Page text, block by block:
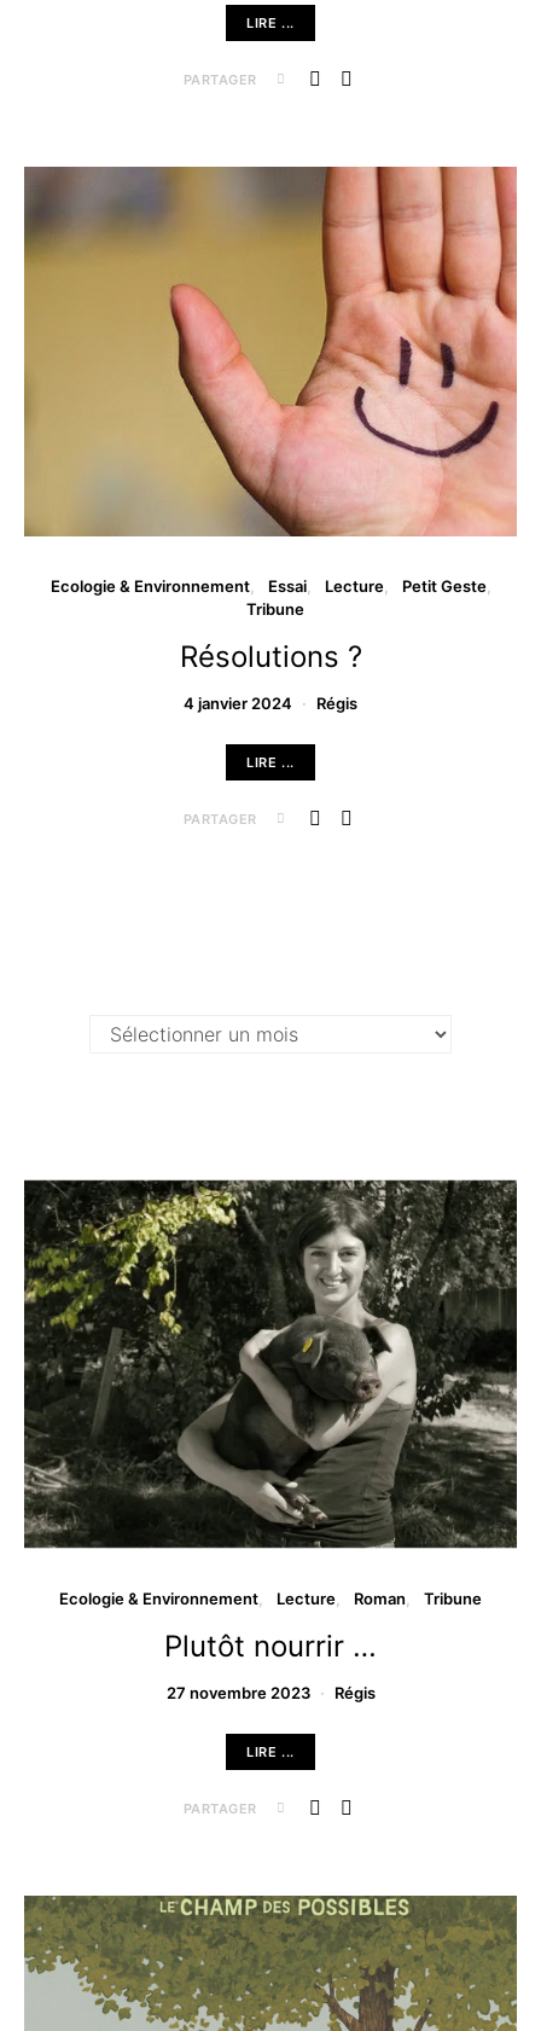
LIRE ...
PARTAGER
Ecologie & Environnement Essai Lecture
Petit Geste
Tribune
Résolutions ?
4 janvier 2024 Régis
LIRE ...
PARTAGER
Archives
Ecologie & Environnement Lecture Roman Tribune
Plutôt nourrir …
27 novembre 2023 Régis
LIRE ...
PARTAGER